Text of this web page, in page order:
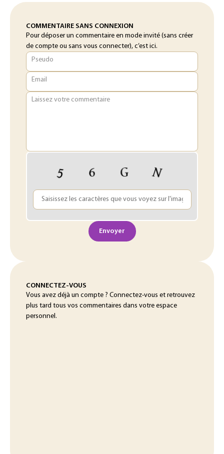
COMMENTAIRE SANS CONNEXION
Pour déposer un commentaire en mode invité (sans créer
de compte ou sans vous connecter), c’est ici.
Pseudo
Email
Laissez votre commentaire
Envoyer
CONNECTEZ-VOUS
Vous avez déjà un compte ? Connectez-vous et retrouvez
plus tard tous vos commentaires dans votre espace
personnel.